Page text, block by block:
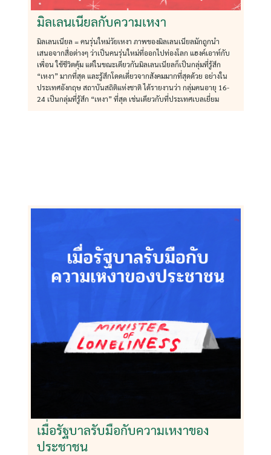
มิลเลนเนียลกับความเหงา
มิลเลนเนียล = คนรุ่นใหม่วัยเหงา ภาพของมิลเลนเนียลมักถูกนำ
เสนอจากสื่อต่างๆ ว่าเป็นคนรุ่นใหม่ที่ออกไปท่องโลก แฮงค์เอาท์กับ
เพื่อน ใช้ชีวิตคุ้ม แต่ในขณะเดียวกันมิลเลนเนียลก็เป็นกลุ่มที่รู้สึก
“เหงา” มากที่สุด และรู้สึกโดดเดี่ยวจากสังคมมากที่สุดด้วย อย่างใน
ประเทศอังกฤษ สถาบันสถิติแห่งชาติ ได้รายงานว่า กลุ่มคนอายุ 16-
24 เป็นกลุ่มที่รู้สึก “เหงา” ที่สุด เช่นเดียวกับที่ประเทศเบลเยี่ยม
เมื่อรัฐบาลรับมือกับความเหงาของ
ประชาชน